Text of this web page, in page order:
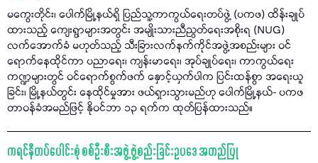
မကွေးတိုင်း၊ ပေါက်မြို့နယ်ရှိ ပြည်သူ့ကာကွယ်ရေးတပ်ဖွဲ့ (ပကဖ) ထိန်းချုပ်
ထားသည့် ကျေးရွာများအတွင်း အမျိုးသားညီညွတ်ရေးအစိုးရ (NUG)
လက်အောက်ခံ မဟုတ်သည့် သီးခြားလက်နက်ကိုင်အဖွဲ့အစည်းများ ဝင်
ရောက်နေထိုင်ကာ ပညာရေး၊ ကျန်းမာရေး၊ အုပ်ချုပ်ရေး၊ ကာကွယ်ရေး
ကဏ္ဍများတွင် ဝင်ရောက်စွက်ဖက် နှောင့်ယှက်ပါက ပြင်းထန်စွာ အရေးယူ
ခြင်း၊ မြို့နယ်တွင်း နေထိုင်မှုအား ဖယ်ရှားသွားမည်ဟု ပေါက်မြို့နယ်- ပကဖ
တာဝန်ခံအမည်ဖြင့် နိုဝင်ဘာ ၁၃ ရက်က ထုတ်ပြန်ထားသည်။
ကရင်နီတပ်ပေါင်းစုံ စစ်ဦးစီးအဖွဲ့ ဖွဲ့စည်းခြင်းဥပဒေ အတည်ပြု